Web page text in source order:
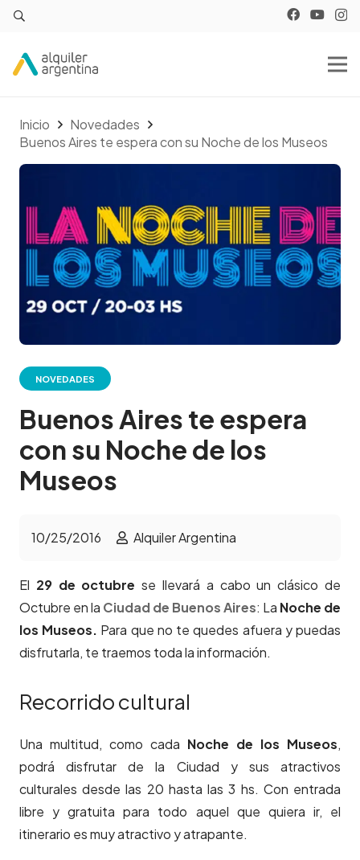
Inicio
Novedades
Buenos Aires te espera con su Noche de los Museos
NOVEDADES
Buenos Aires te espera
con su Noche de los
Museos
10/25/2016 Alquiler Argentina
El 29 de octubre se llevará a cabo un clásico de
Octubre en la Ciudad de Buenos Aires: La Noche de
los Museos. Para que no te quedes afuera y puedas
disfrutarla, te traemos toda la información.
Recorrido cultural
Una multitud, como cada Noche de los Museos,
podrá disfrutar de la Ciudad y sus atractivos
culturales desde las 20 hasta las 3 hs. Con entrada
libre y gratuita para todo aquel que quiera ir, el
itinerario es muy atractivo y atrapante.